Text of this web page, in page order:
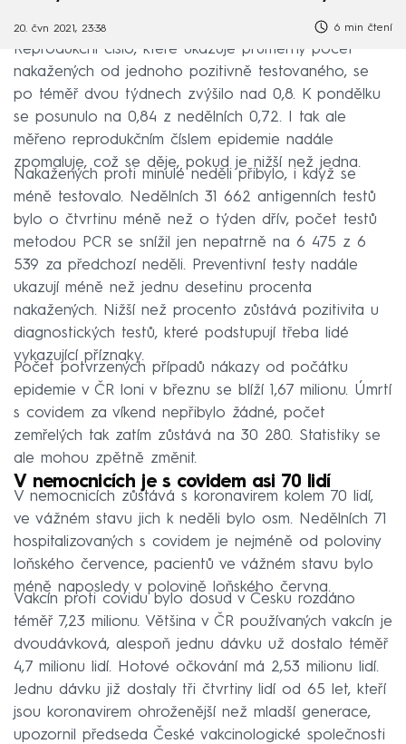
20. čvn 2021, 23:38 6 min čtení
Reprodukční číslo, které ukazuje průměrný počet
nakažených od jednoho pozitivně testovaného, se
po téměř dvou týdnech zvýšilo nad 0,8. K pondělku
se posunulo na 0,84 z nedělních 0,72. I tak ale
měřeno reprodukčním číslem epidemie nadále
zpomaluje, což se děje, pokud je nižší než jedna.
Nakažených proti minulé neděli přibylo, i když se
méně testovalo. Nedělních 31 662 antigenních testů
bylo o čtvrtinu méně než o týden dřív, počet testů
metodou PCR se snížil jen nepatrně na 6 475 z 6
539 za předchozí neděli. Preventivní testy nadále
ukazují méně než jednu desetinu procenta
nakažených. Nižší než procento zůstává pozitivita u
diagnostických testů, které podstupují třeba lidé
vykazující příznaky.
Počet potvrzených případů nákazy od počátku
epidemie v ČR loni v březnu se blíží 1,67 milionu. Úmrtí
s covidem za víkend nepřibylo žádné, počet
zemřelých tak zatím zůstává na 30 280. Statistiky se
ale mohou zpětně změnit.
V nemocnicích je s covidem asi 70 lidí
V nemocnicích zůstává s koronavirem kolem 70 lidí,
ve vážném stavu jich k neděli bylo osm. Nedělních 71
hospitalizovaných s covidem je nejméně od poloviny
loňského července, pacientů ve vážném stavu bylo
méně naposledy v polovině loňského června.
Vakcín proti covidu bylo dosud v Česku rozdáno
téměř 7,23 milionu. Většina v ČR používaných vakcín je
dvoudávková, alespoň jednu dávku už dostalo téměř
4,7 milionu lidí. Hotové očkování má 2,53 milionu lidí.
Jednu dávku již dostaly tři čtvrtiny lidí od 65 let, kteří
jsou koronavirem ohroženější než mladší generace,
upozornil předseda České vakcinologické společnosti